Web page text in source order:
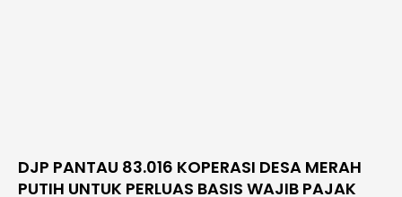
DJP PANTAU 83.016 KOPERASI DESA MERAH
PUTIH UNTUK PERLUAS BASIS WAJIB PAJAK